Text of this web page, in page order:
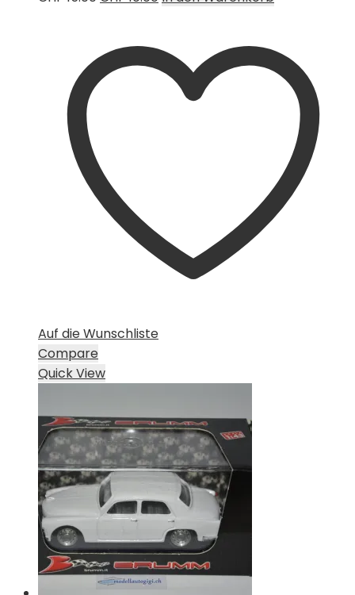
CHF 15.00 CHF 10.00.
Auf die Wunschliste
Compare
Quick View